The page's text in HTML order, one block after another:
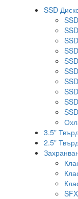
SSD
3.5"
2.5"